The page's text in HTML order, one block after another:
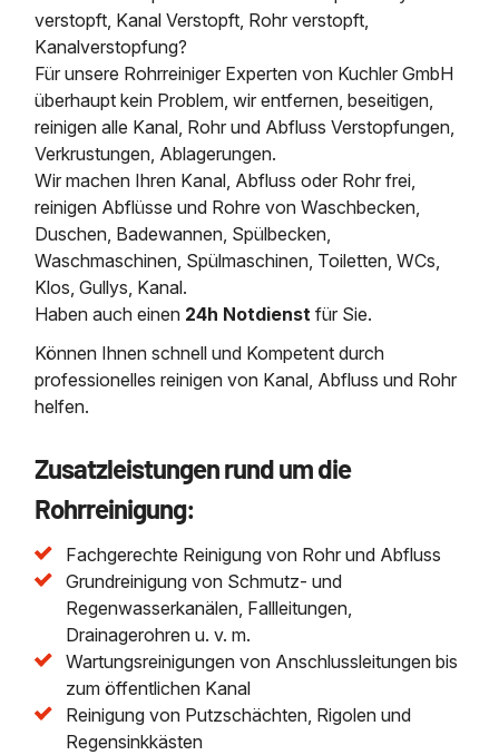
verstopft, Kanal Verstopft, Rohr verstopft,
Kanalverstopfung?
Für unsere Rohrreiniger Experten von Kuchler GmbH
überhaupt kein Problem, wir entfernen, beseitigen,
reinigen alle Kanal, Rohr und Abfluss Verstopfungen,
Verkrustungen, Ablagerungen.
Wir machen Ihren Kanal, Abfluss oder Rohr frei,
reinigen Abflüsse und Rohre von Waschbecken,
Duschen, Badewannen, Spülbecken,
Waschmaschinen, Spülmaschinen, Toiletten, WCs,
Klos, Gullys, Kanal.
Haben auch einen 24h Notdienst für Sie.
Können Ihnen schnell und Kompetent durch
professionelles reinigen von Kanal, Abfluss und Rohr
helfen.
Zusatzleistungen rund um die
Rohrreinigung:
Fachgerechte Reinigung von Rohr und Abfluss
Grundreinigung von Schmutz- und
Regenwasserkanälen, Fallleitungen,
Drainagerohren u. v. m.
Wartungsreinigungen von Anschlussleitungen bis
zum öffentlichen Kanal
Reinigung von Putzschächten, Rigolen und
Regensinkkästen